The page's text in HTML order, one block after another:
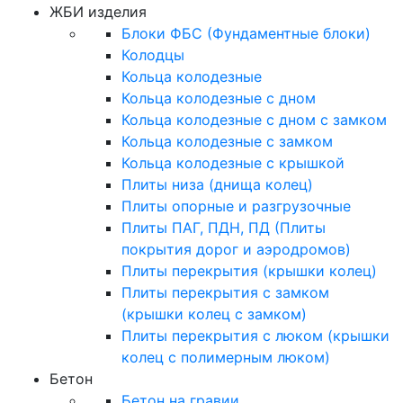
ЖБИ изделия
Блоки ФБС (Фундаментные блоки)
Колодцы
Кольца колодезные
Кольца колодезные с дном
Кольца колодезные с дном с замком
Кольца колодезные с замком
Кольца колодезные с крышкой
Плиты низа (днища колец)
Плиты опорные и разгрузочные
Плиты ПАГ, ПДН, ПД (Плиты
покрытия дорог и аэродромов)
Плиты перекрытия (крышки колец)
Плиты перекрытия с замком
(крышки колец с замком)
Плиты перекрытия с люком (крышки
колец с полимерным люком)
Бетон